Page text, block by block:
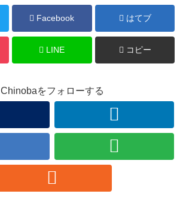
Facebook はてブ
LINE コピー
Chinobaをフォローする